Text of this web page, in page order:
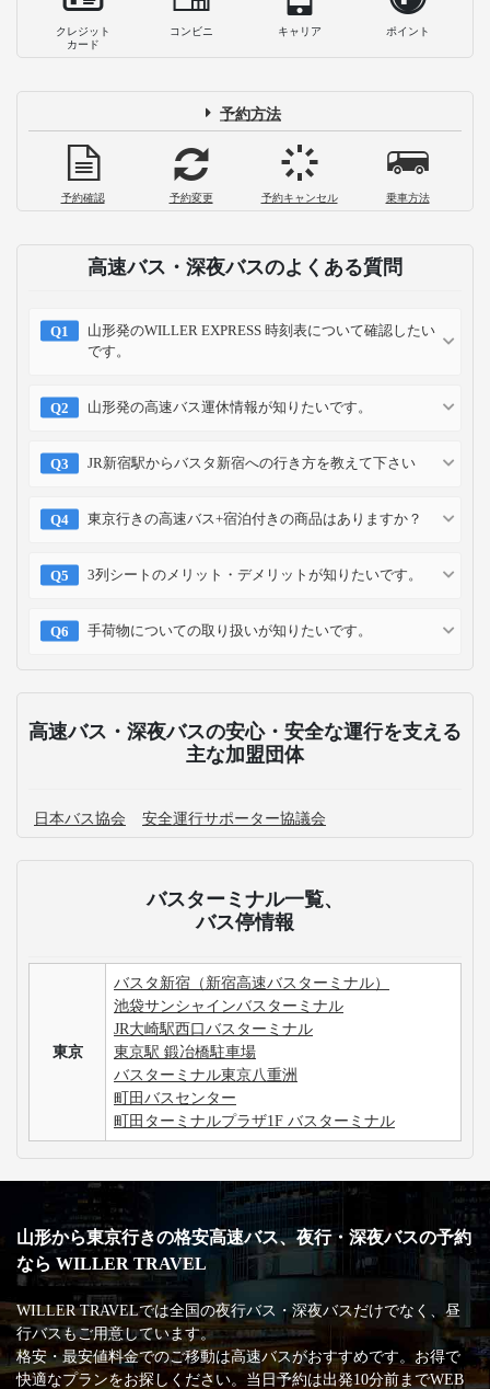
クレジット
カード
コンビニ キャリア ポイント
予約方法
予約確認 予約変更 予約キャンセル 乗車方法
高速バス・深夜バスのよくある質問
山形発のWILLER EXPRESS 時刻表について確認したい
です。
山形発の高速バス運休情報が知りたいです。
JR新宿駅からバスタ新宿への行き方を教えて下さい
東京行きの高速バス+宿泊付きの商品はありますか？
3列シートのメリット・デメリットが知りたいです。
手荷物についての取り扱いが知りたいです。
高速バス・深夜バスの安心・安全な運行を支える
主な加盟団体
日本バス協会 安全運行サポーター協議会
バスターミナル一覧、
バス停情報
東京
バスタ新宿（新宿高速バスターミナル）
池袋サンシャインバスターミナル
JR大崎駅西口バスターミナル
東京駅 鍛冶橋駐車場
バスターミナル東京八重洲
町田バスセンター
町田ターミナルプラザ1F バスターミナル
山形から東京行きの格安高速バス、夜行・深夜バスの予約
なら WILLER TRAVEL
WILLER TRAVELでは全国の夜行バス・深夜バスだけでなく、昼
行バスもご用意しています。
格安・最安値料金でのご移動は高速バスがおすすめです。お得で
快適なプランをお探しください。当日予約は出発10分前までWEB